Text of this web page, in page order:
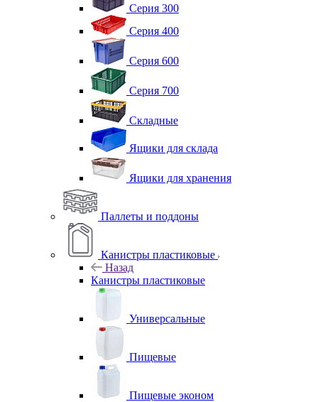
Серия 300
Серия 400
Серия 600
Серия 700
Складные
Ящики для склада
Ящики для хранения
Паллеты и поддоны
Канистры пластиковые
Назад
Канистры пластиковые
Универсальные
Пищевые
Пищевые эконом